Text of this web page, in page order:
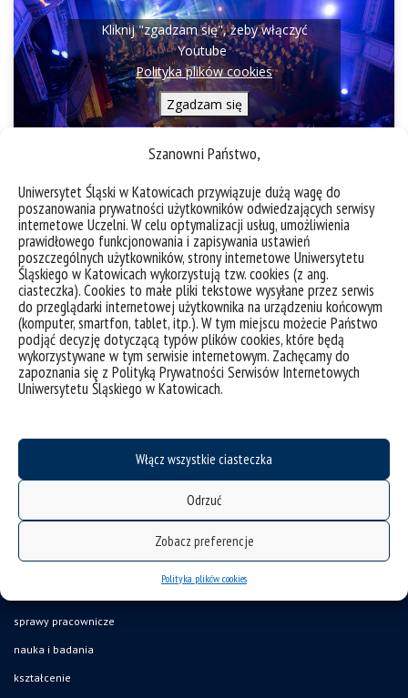
Szanowni Państwo,
Uniwersytet Śląski w Katowicach przywiązuje dużą wagę do
poszanowania prywatności użytkowników odwiedzających serwisy
internetowe Uczelni. W celu optymalizacji usług, umożliwienia
prawidłowego funkcjonowania i zapisywania ustawień
poszczególnych użytkowników, strony internetowe Uniwersytetu
Śląskiego w Katowicach wykorzystują tzw. cookies (z ang.
ciasteczka). Cookies to małe pliki tekstowe wysyłane przez serwis
do przeglądarki internetowej użytkownika na urządzeniu końcowym
(komputer, smartfon, tablet, itp.). W tym miejscu możecie Państwo
podjąć decyzję dotyczącą typów plików cookies, które będą
wykorzystywane w tym serwisie internetowym. Zachęcamy do
zapoznania się z Polityką Prywatności Serwisów Internetowych
Uniwersytetu Śląskiego w Katowicach.
Włącz wszystkie ciasteczka
Odrzuć
Zobacz preferencje
Polityka plików cookies
Kliknij "zgadzam się", żeby włączyć
Youtube
Polityka plików cookies
Zgadzam się
studiuj na wydziale
sprawy pracownicze
nauka i badania
kształcenie